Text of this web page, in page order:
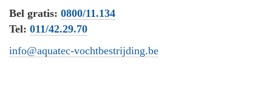
Bel gratis: 0800/11.134
Tel: 011/42.29.70
info@aquatec-vochtbestrijding.be